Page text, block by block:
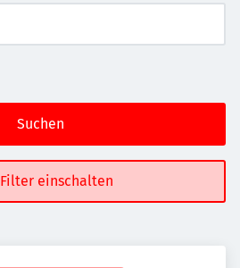
Suchen
Filter einschalten